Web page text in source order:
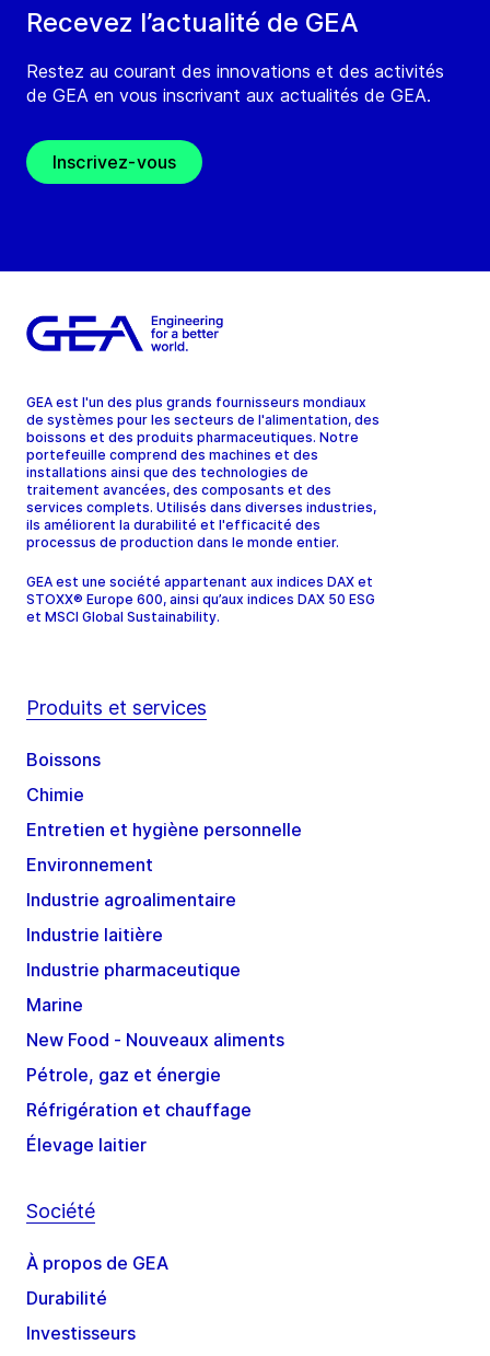
Recevez l’actualité de GEA
Restez au courant des innovations et des activités
de GEA en vous inscrivant aux actualités de GEA.
Inscrivez-vous
GEA est l'un des plus grands fournisseurs mondiaux
de systèmes pour les secteurs de l'alimentation, des
boissons et des produits pharmaceutiques. Notre
portefeuille comprend des machines et des
installations ainsi que des technologies de
traitement avancées, des composants et des
services complets. Utilisés dans diverses industries,
ils améliorent la durabilité et l'efficacité des
processus de production dans le monde entier.
GEA est une société appartenant aux indices DAX et
STOXX® Europe 600, ainsi qu’aux indices DAX 50 ESG
et MSCI Global Sustainability.
Produits et services
Boissons
Chimie
Entretien et hygiène personnelle
Environnement
Industrie agroalimentaire
Industrie laitière
Industrie pharmaceutique
Marine
New Food - Nouveaux aliments
Pétrole, gaz et énergie
Réfrigération et chauffage
Élevage laitier
Société
À propos de GEA
Durabilité
Investisseurs